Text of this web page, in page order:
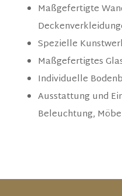
Maßgefertigte
Spezielle
Maßgefertigtes
Individuelle
Ausstattung und
Beleuchtung,